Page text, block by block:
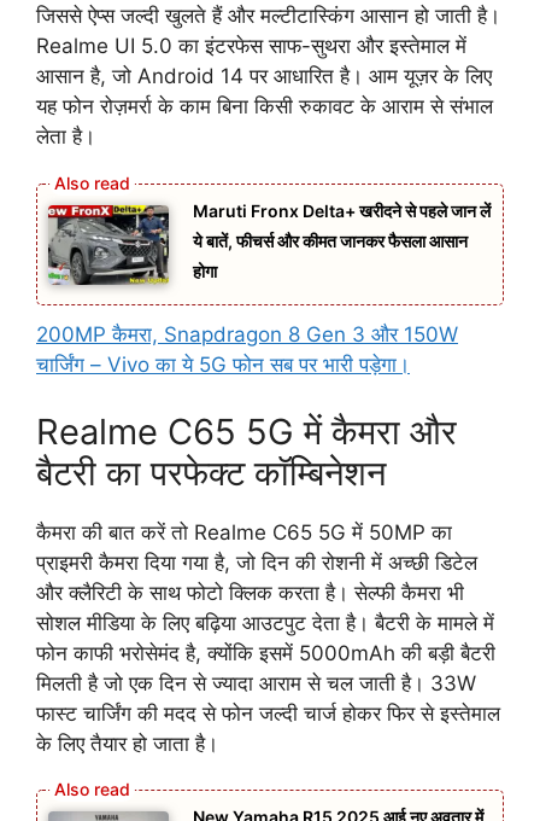
जिससे ऐप्स जल्दी खुलते हैं और मल्टीटास्किंग आसान हो जाती है।
Realme UI 5.0 का इंटरफेस साफ-सुथरा और इस्तेमाल में
आसान है, जो Android 14 पर आधारित है। आम यूज़र के लिए
यह फोन रोज़मर्रा के काम बिना किसी रुकावट के आराम से संभाल
लेता है।
Maruti Fronx Delta+ खरीदने से पहले जान लें
ये बातें, फीचर्स और कीमत जानकर फैसला आसान
होगा
200MP कैमरा, Snapdragon 8 Gen 3 और 150W
चार्जिंग – Vivo का ये 5G फोन सब पर भारी पड़ेगा।
Realme C65 5G में कैमरा और
बैटरी का परफेक्ट काॅम्बिनेशन
कैमरा की बात करें तो Realme C65 5G में 50MP का
प्राइमरी कैमरा दिया गया है, जो दिन की रोशनी में अच्छी डिटेल
और क्लैरिटी के साथ फोटो क्लिक करता है। सेल्फी कैमरा भी
सोशल मीडिया के लिए बढ़िया आउटपुट देता है। बैटरी के मामले में
फोन काफी भरोसेमंद है, क्योंकि इसमें 5000mAh की बड़ी बैटरी
मिलती है जो एक दिन से ज्यादा आराम से चल जाती है। 33W
फास्ट चार्जिंग की मदद से फोन जल्दी चार्ज होकर फिर से इस्तेमाल
के लिए तैयार हो जाता है।